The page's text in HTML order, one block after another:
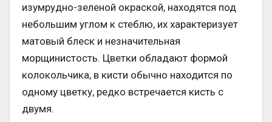
изумрудно-зеленой окраской, находятся под
небольшим углом к стеблю, их характеризует
матовый блеск и незначительная
морщинистость. Цветки обладают формой
колокольчика, в кисти обычно находится по
одному цветку, редко встречается кисть с
двумя.